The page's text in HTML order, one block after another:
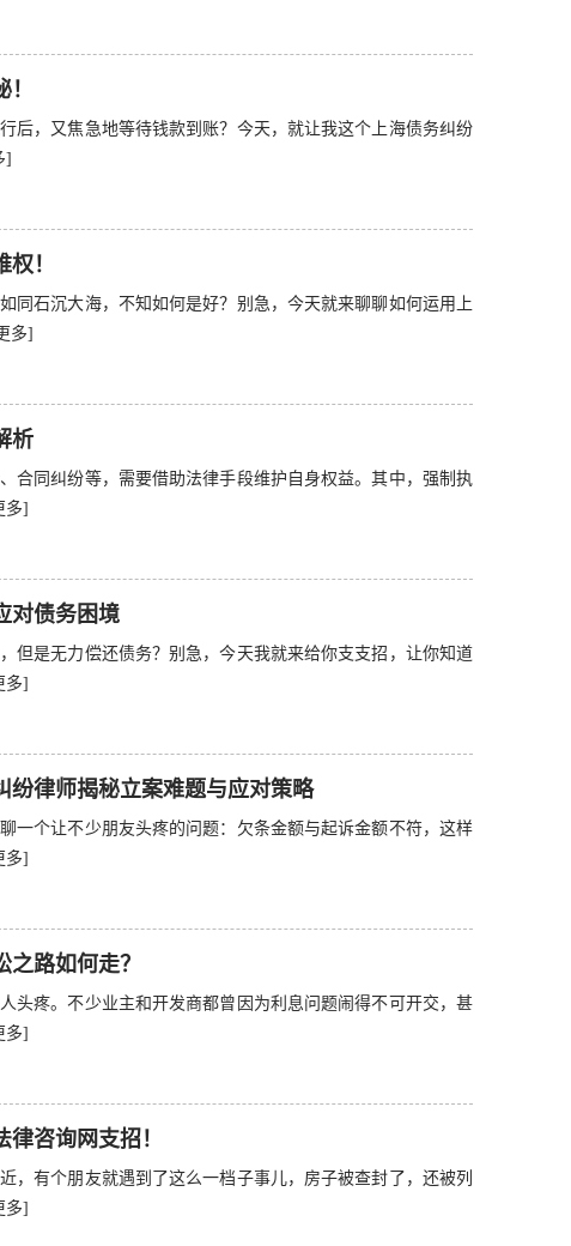
后，又焦急地等待钱款到账？今天，就让我这个上海债务纠纷
]
！
同石沉大海，不知如何是好？别急，今天就来聊聊如何运用上
多]
析
合同纠纷等，需要借助法律手段维护自身权益。其中，强制执
多]
对债务困境
但是无力偿还债务？别急，今天我就来给你支支招，让你知道
多]
纷律师揭秘立案难题与应对策略
一个让不少朋友头疼的问题：欠条金额与起诉金额不符，这样
多]
路如何走？
头疼。不少业主和开发商都曾因为利息问题闹得不可开交，甚
多]
咨询网支招！
，有个朋友就遇到了这么一档子事儿，房子被查封了，还被列
多]